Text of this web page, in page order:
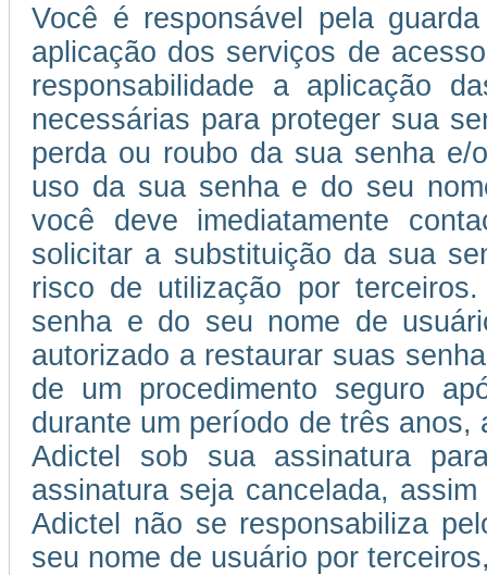
Você é responsável pela
aplicação dos serviços de
responsabilidade a aplicação
necessárias para proteger sua
perda ou roubo da sua senha
uso da sua senha e do seu
você deve imediatamente
solicitar a substituição da sua
risco de utilização por
senha e do seu nome de
autorizado a restaurar suas
de um procedimento seguro
durante um período de três
Adictel sob sua assinatura
assinatura seja cancelada,
Adictel não se responsabiliza
seu nome de usuário por